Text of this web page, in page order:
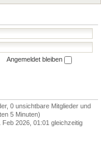
Angemeldet bleiben
0 unsichtbare Mitglieder und
5 Minuten)
Feb 2026, 01:01 gleichzeitig